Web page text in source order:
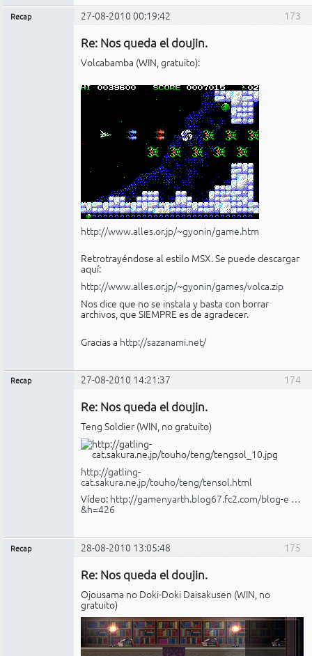
173
Recap 27-08-2010 00:19:42
Re: Nos queda el doujin.
Volcabamba (WIN, gratuito):
http://www.alles.or.jp/~gyonin/game.htm
Retrotrayéndose al estilo MSX. Se puede descargar
aquí:
http://www.alles.or.jp/~gyonin/games/volca.zip
Nos dice que no se instala y basta con borrar
archivos, que SIEMPRE es de agradecer.
Gracias a http://sazanami.net/
174
Recap 27-08-2010 14:21:37
Re: Nos queda el doujin.
Teng Soldier (WIN, no gratuito)
http://gatling-
cat.sakura.ne.jp/touho/teng/tensol.html
Vídeo: http://gamenyarth.blog67.fc2.com/blog-e …
&h=426
175
Recap 28-08-2010 13:05:48
Re: Nos queda el doujin.
Ojousama no Doki-Doki Daisakusen (WIN, no
gratuito)